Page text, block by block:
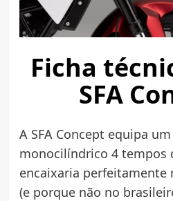
Ficha
SFA
A SFA Concept equipa
monocilíndrico 4 tempos
encaixaria perfeitamente
(e porque não no